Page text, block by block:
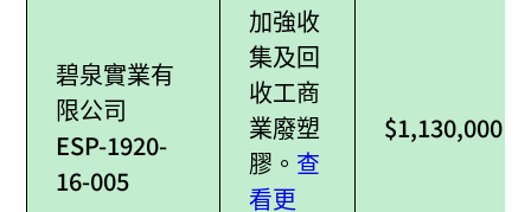
碧泉實業有
限公司
ESP-1920-
16-005
加強收
集及回
收工商
業廢塑
膠。 查
看更
$1,130,000